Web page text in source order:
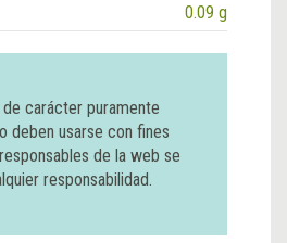
0.09 g
carácter puramente
deben usarse con fines
de la web se
responsabilidad.